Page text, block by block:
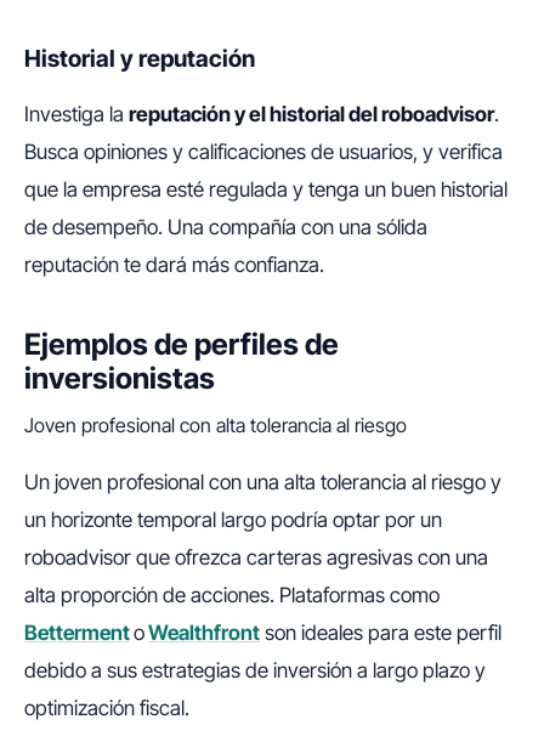
Historial y reputación
Investiga la reputación y el historial del roboadvisor.
Busca opiniones y calificaciones de usuarios, y verifica
que la empresa esté regulada y tenga un buen historial
de desempeño. Una compañía con una sólida
reputación te dará más confianza.
Ejemplos de perfiles de
inversionistas
Joven profesional con alta tolerancia al riesgo
Un joven profesional con una alta tolerancia al riesgo y
un horizonte temporal largo podría optar por un
roboadvisor que ofrezca carteras agresivas con una
alta proporción de acciones. Plataformas como
BettermentoWealthfront son ideales para este perfil
debido a sus estrategias de inversión a largo plazo y
optimización fiscal.